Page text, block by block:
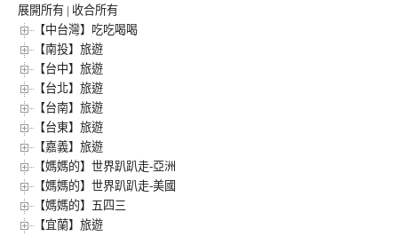
展開所有 | 收合所有
【中台灣】吃吃喝喝
【南投】旅遊
【台中】旅遊
【台北】旅遊
【台南】旅遊
【台東】旅遊
【嘉義】旅遊
【媽媽的】世界趴趴走-亞洲
【媽媽的】世界趴趴走-美國
【媽媽的】五四三
【宜蘭】旅遊